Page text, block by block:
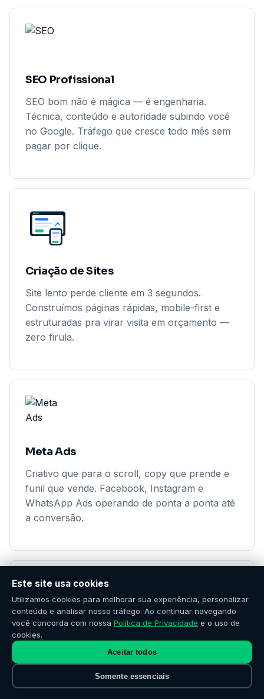
SEO Profissional
SEO bom não é mágica — é engenharia.
Técnica, conteúdo e autoridade subindo você
no Google. Tráfego que cresce todo mês sem
pagar por clique.
Criação de Sites
Site lento perde cliente em 3 segundos.
Construímos páginas rápidas, mobile-first e
estruturadas pra virar visita em orçamento —
zero firula.
Meta Ads
Criativo que para o scroll, copy que prende e
funil que vende. Facebook, Instagram e
WhatsApp Ads operando de ponta a ponta até
a conversão.
Inteligência Artificial
Atendimento 24/7 sem contratar mais ninguém.
Chatbot IA, ChatGPT integrado ao seu CRM,
Este site usa cookies
Utilizamos cookies para melhorar sua experiência, personalizar
conteúdo e analisar nosso tráfego. Ao continuar navegando
você concorda com nossa Política de Privacidade e o uso de
cookies.
Aceitar todos
Somente essenciais